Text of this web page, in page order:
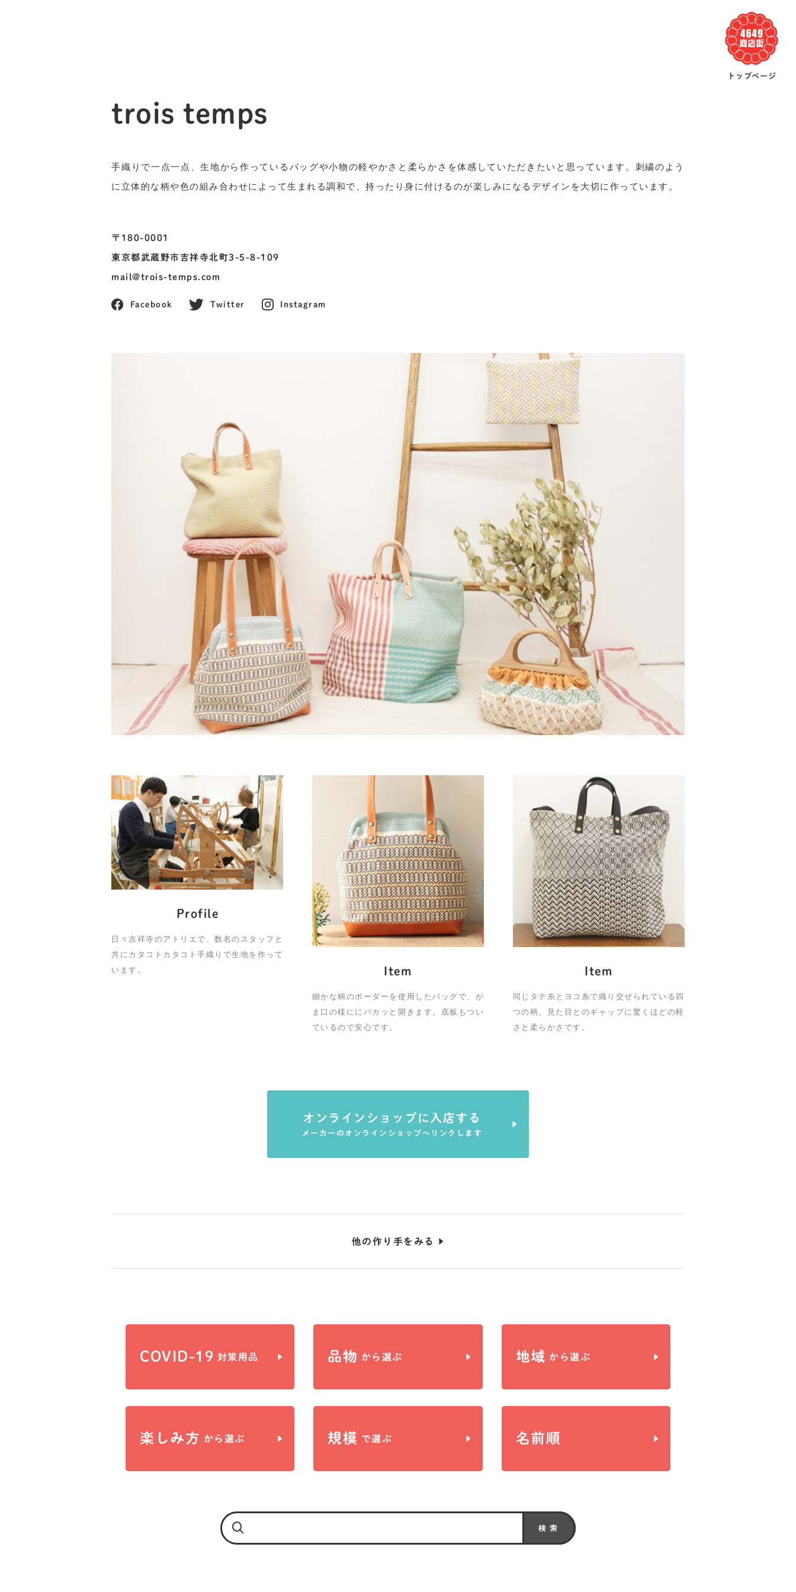
トップページ
trois temps
手織りで一点一点、生地から作っているバッグや小物の軽やかさと柔らかさを体感していただきたいと思っています。刺繍のよう
に立体的な柄や色の組み合わせによって生まれる調和で、持ったり身に付けるのが楽しみになるデザインを大切に作っています。
〒180-0001
東京都武蔵野市吉祥寺北町3-5-8-109
mail@trois-temps.com
Facebook Twitter Instagram
Profile
日々吉祥寺のアトリエで、数名のスタッフと
共にカタコトカタコト手織りで生地を作って
います。
Item
細かな柄のボーダーを使用したバッグで、が
ま口の様ににパカッと開きます。底板もつい
ているので安心です。
Item
同じタテ糸とヨコ糸で織り交ぜられている四
つの柄。見た目とのギャップに驚くほどの軽
さと柔らかさです。
オンラインショップに入店する
メーカーのオンラインショップへリンクします
他の作り手をみる
COVID-19 対策用品 品物 から選ぶ 地域 から選ぶ
楽しみ方 から選ぶ 規模 で選ぶ 名前順